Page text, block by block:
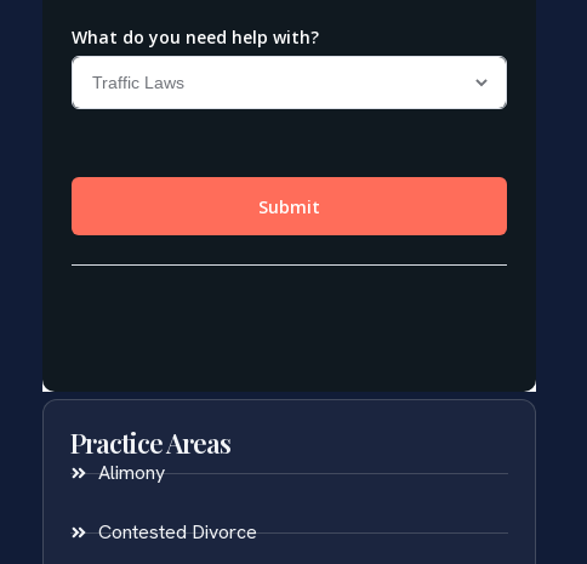
Practice Areas
Alimony
Contested Divorce